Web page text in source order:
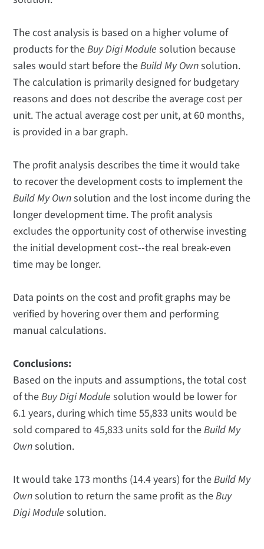
The cost analysis is based on a higher volume of
products for theBuy Digi Module solution because
sales would start before theBuild My Ownsolution.
The calculation is primarily designed for budgetary
reasons and does not describe the average cost per
unit. The actual average cost per unit, at 60 months,
is provided in a bar graph.
The profit analysis describes the time it would take
to recover the development costs to implement the
Build My Ownsolution and the lost income during the
longer development time. The profit analysis
excludes the opportunity cost of otherwise investing
the initial development cost--the real break-even
time may be longer.
Data points on the cost and profit graphs may be
verified by hovering over them and performing
manual calculations.
Conclusions:
Based on the inputs and assumptions, the total cost
of theBuy Digi Module solution would be lower for
6.1 years, during which time 55,833 units would be
sold compared to 45,833 units sold for theBuild My
Ownsolution.
It would take 173 months (14.4 years) for theBuild My
Ownsolution to return the same profit as theBuy
Digi Module solution.